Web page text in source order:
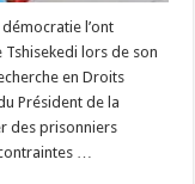
l’ont
lors de son
en Droits
Président de la
des prisonniers
…